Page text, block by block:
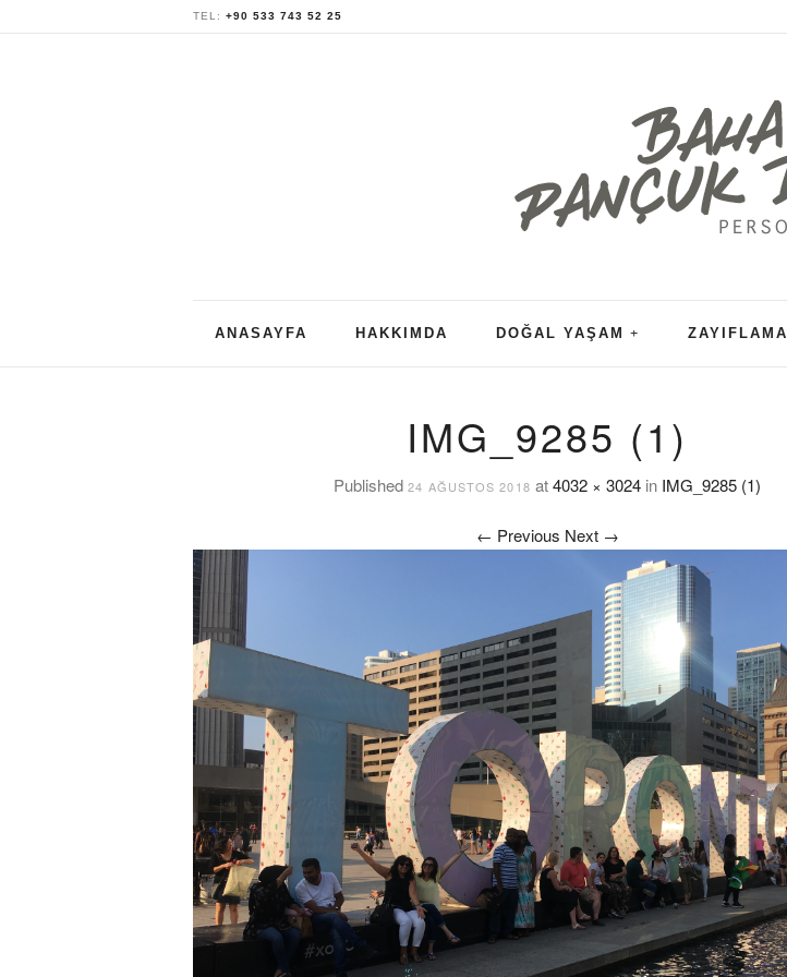
TEL: +90 533 743 52 25
ANASAYFA HAKKIMDA DOĞAL YAŞAM ZAYIFLAMA
IMG_9285 (1)
Published24 AĞUSTOS 2018 at4032 × 3024in IMG_9285 (1)
← Previous Next →